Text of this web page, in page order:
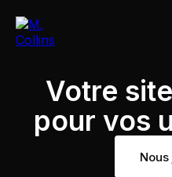
Votre
pour vos